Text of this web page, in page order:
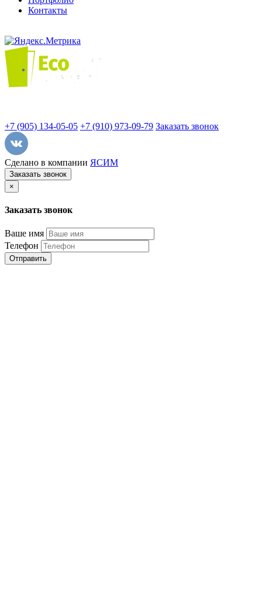
Контакты
+7 (905) 134-05-05 +7 (910) 973-09-79 Заказать звонок
Сделано в компании ЯСИМ
Заказать звонок
×
Заказать звонок
Ваше имя
Телефон
Отправить